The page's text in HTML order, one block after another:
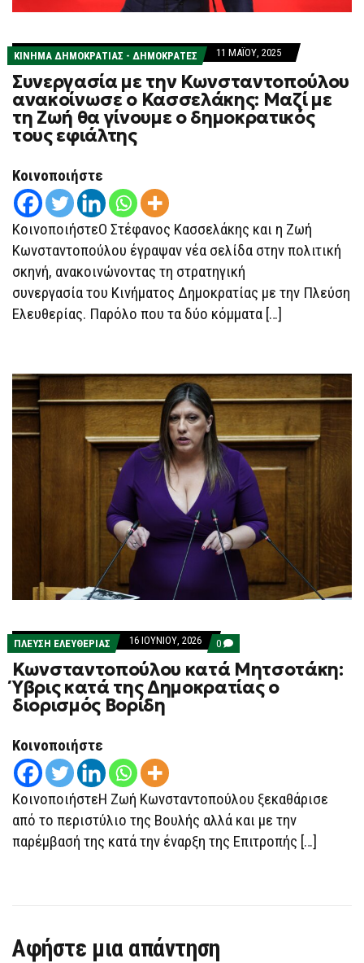
ΚΊΝΗΜΑ ΔΗΜΟΚΡΑΤΊΑΣ - ΔΗΜΟΚΡΆΤΕΣ 11 ΜΑΪ́ΟΥ, 2025
Συνεργασία με την Κωνσταντοπούλου
ανακοίνωσε ο Κασσελάκης: Μαζί με
τη Ζωή θα γίνουμε ο δημοκρατικός
τους εφιάλτης
Κοινοποιήστε
ΚοινοποιήστεΟ Στέφανος Κασσελάκης και η Ζωή
Κωνσταντοπούλου έγραψαν νέα σελίδα στην πολιτική
σκηνή, ανακοινώνοντας τη στρατηγική
συνεργασία του Κινήματος Δημοκρατίας με την Πλεύση
Ελευθερίας. Παρόλο που τα δύο κόμματα […]
ΠΛΕΎΣΗ ΕΛΕΥΘΕΡΊΑΣ 16 ΙΟΥΝΊΟΥ, 2026 0 COMMENTS
ON
ΚΩΝΣΤΑΝΤΟΠΟΎΛΟΥ
ΚΑΤΆ
ΜΗΤΣΟΤΆΚΗ:
Κωνσταντοπούλου κατά Μητσοτάκη:
Ύβρις κατά της Δημοκρατίας ο
διορισμός Βορίδη
Κοινοποιήστε
ΚοινοποιήστεΗ Ζωή Κωνσταντοπούλου ξεκαθάρισε
από το περιστύλιο της Βουλής αλλά και με την
παρέμβασή της κατά την έναρξη της Επιτροπής […]
Αφήστε μια απάντηση